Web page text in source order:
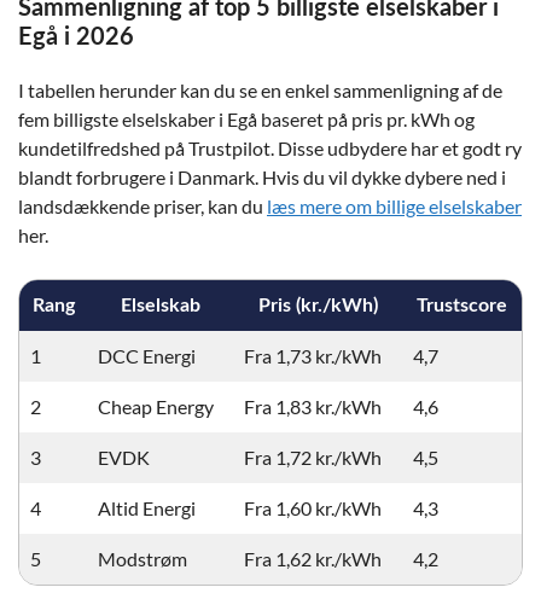
Sammenligning af top 5 billigste elselskaber i
Egå i 2026
I tabellen herunder kan du se en enkel sammenligning af de
fem billigste elselskaber i Egå baseret på pris pr. kWh og
kundetilfredshed på Trustpilot. Disse udbydere har et godt ry
blandt forbrugere i Danmark. Hvis du vil dykke dybere ned i
landsdækkende priser, kan du læs mere om billige elselskaber
her.
Rang Elselskab Pris (kr./kWh) Trustscore
1 DCC Energi Fra 1,73 kr./kWh 4,7
2 Cheap Energy Fra 1,83 kr./kWh 4,6
3 EVDK Fra 1,72 kr./kWh 4,5
4 Altid Energi Fra 1,60 kr./kWh 4,3
5 Modstrøm Fra 1,62 kr./kWh 4,2